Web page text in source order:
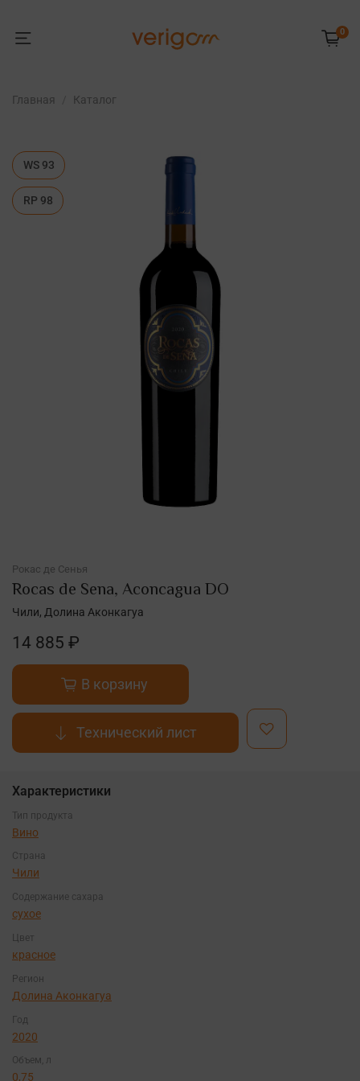
0
Главная Каталог
WS 93
RP 98
Рокас де Сенья
Rocas de Sena, Aconcagua DO
14 885 ₽
В корзину
Технический лист
Чили, Долина Аконкагуа
Характеристики
Тип продукта
Вино
Страна
Чили
Содержание сахара
сухое
Цвет
красное
Регион
Долина Аконкагуа
Год
2020
Объем, л
0,75